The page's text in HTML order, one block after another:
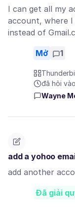
I can get all my
account, where I
instead of
Mở 1
đã hỏi
Wayne
add a yohoo
add another
Đã giải